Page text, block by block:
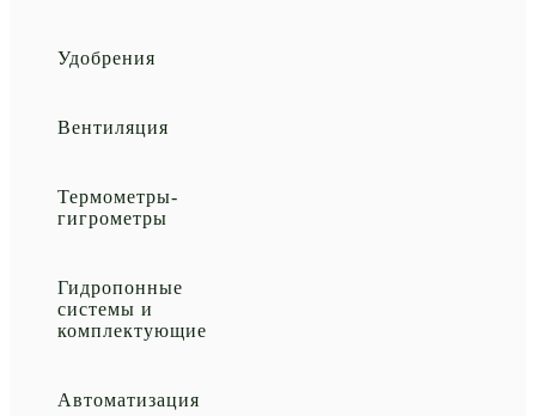
Удобрения
Вентиляция
Термометры-
гигрометры
Гидропонные
системы и
комплектующие
Автоматизация